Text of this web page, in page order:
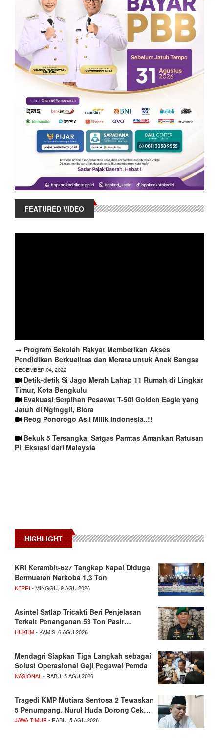
FEATURED VIDEO
→ Program Sekolah Rakyat Memberikan Akses
Pendidikan Berkualitas dan Merata untuk Anak Bangsa
DECEMBER 04, 2022
Detik-detik Si Jago Merah Lahap 11 Rumah di Lingkar
Timur, Kota Bengkulu
Evakuasi Serpihan Pesawat T-50i Golden Eagle yang
Jatuh di Nginggil, Blora
Reog Ponorogo Asli Milik Indonesia..!!
Bekuk 5 Tersangka, Satgas Pamtas Amankan Ratusan
Pil Ekstasi dari Malaysia
HIGHLIGHT
KRI Kerambit-627 Tangkap Kapal Diduga
Bermuatan Narkoba 1,3 Ton
KEPRI- MINGGU, 9 AGU 2026
Asintel Satlap Tricakti Beri Penjelasan
Terkait Penanganan 53 Ton Pasir…
HUKUM- KAMIS, 6 AGU 2026
Mendagri Siapkan Tiga Langkah sebagai
Solusi Operasional Gaji Pegawai Pemda
NASIONAL - RABU, 5 AGU 2026
Tragedi KMP Mutiara Sentosa 2 Tewaskan
5 Penumpang, Nurul Huda Dorong Cek…
JAWA TIMUR - RABU, 5 AGU 2026